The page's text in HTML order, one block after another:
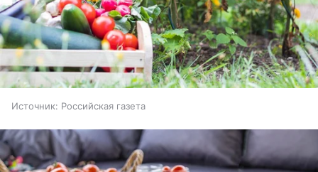
Источник: Российская газета